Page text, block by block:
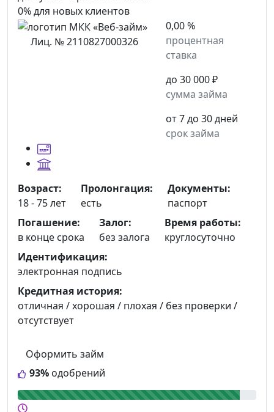
0% для новых клиентов
Лиц. № 2110827000326
0,00 %
процентная
ставка
до 30 000 ₽
сумма займа
от 7 до 30 дней
срок займа
93% одобрений
Оформить займ
Возраст:
18 - 75 лет
Пролонгация:
есть
Документы:
паспорт
Погашение:
в конце срока
Залог:
без залога
Время работы:
круглосуточно
Идентификация:
электронная подпись
Кредитная история:
отличная / хорошая / плохая / без проверки /
отсутствует